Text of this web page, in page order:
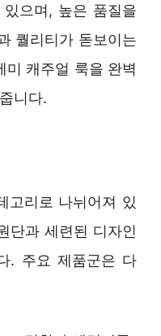
으며, 높은 품질을
퀄리티가 돋보이는
미 캐주얼 룩을 완벽
니다.
고리로 나뉘어져 있
단과 세련된 디자인
. 주요 제품군은 다